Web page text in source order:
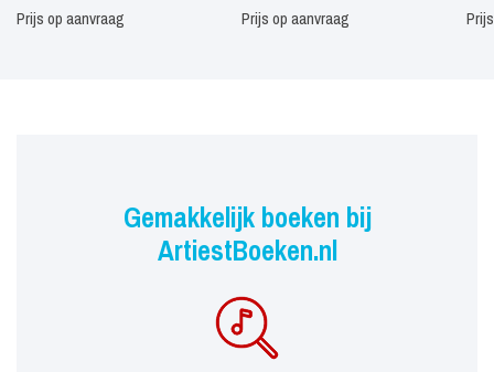
Prijs op aanvraag Prijs op aanvraag
Gemakkelijk boeken bij
ArtiestBoeken.nl